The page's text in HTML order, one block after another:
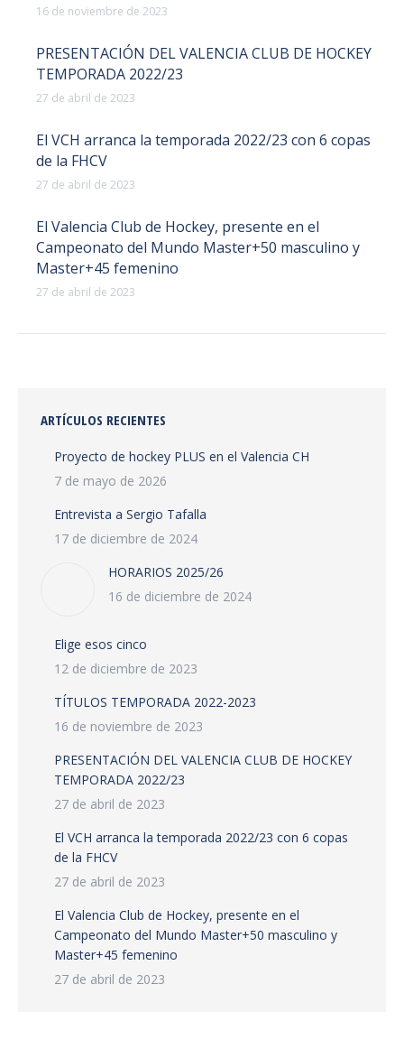
16 de noviembre de 2023
PRESENTACIÓN DEL VALENCIA CLUB DE HOCKEY
TEMPORADA 2022/23
27 de abril de 2023
El VCH arranca la temporada 2022/23 con 6 copas
de la FHCV
27 de abril de 2023
El Valencia Club de Hockey, presente en el
Campeonato del Mundo Master+50 masculino y
Master+45 femenino
27 de abril de 2023
ARTÍCULOS RECIENTES
Proyecto de hockey PLUS en el Valencia CH
7 de mayo de 2026
Entrevista a Sergio Tafalla
17 de diciembre de 2024
HORARIOS 2025/26
16 de diciembre de 2024
Elige esos cinco
12 de diciembre de 2023
TÍTULOS TEMPORADA 2022-2023
16 de noviembre de 2023
PRESENTACIÓN DEL VALENCIA CLUB DE HOCKEY
TEMPORADA 2022/23
27 de abril de 2023
El VCH arranca la temporada 2022/23 con 6 copas
de la FHCV
27 de abril de 2023
El Valencia Club de Hockey, presente en el
Campeonato del Mundo Master+50 masculino y
Master+45 femenino
27 de abril de 2023